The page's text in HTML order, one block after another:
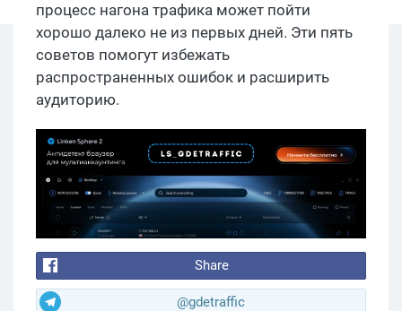
процесс нагона трафика может пойти
хорошо далеко не из первых дней. Эти пять
советов помогут избежать
распространенных ошибок и расширить
аудиторию.
Share
@gdetraffic